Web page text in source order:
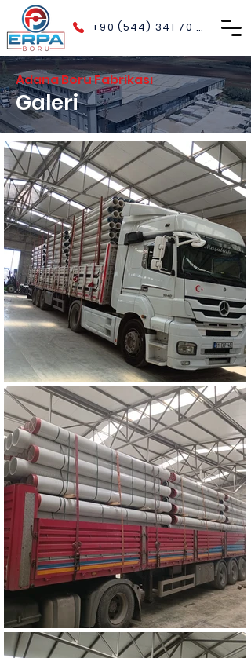
+90 (544) 341 70 40
Adana Boru Fabrikası
Galeri